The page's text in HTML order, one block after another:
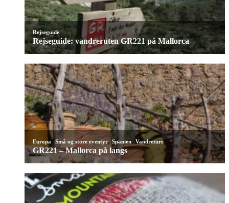
Rejseguide
Rejseguide: vandreruten GR221 på Mallorca
Europa, Små og store eventyr, Spanien, Vandreture
GR221 – Mallorca på langs